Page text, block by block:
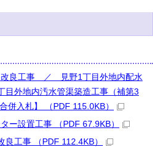
改良工事 ／ 見野1丁目外地内配水
外地内汚水管渠築造工事（補第3
併入札】 （PDF 115.0KB）
ー設置工事 （PDF 67.9KB）
工事 （PDF 112.4KB）